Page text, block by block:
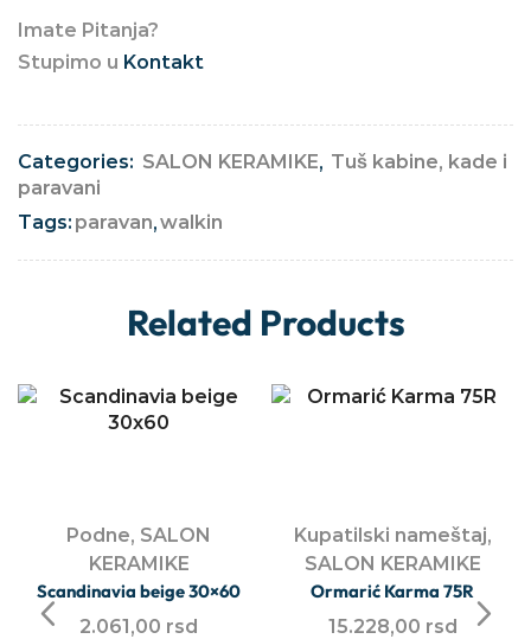
Imate Pitanja?
Stupimo u Kontakt
Categories: SALON KERAMIKE, Tuš kabine, kade i
paravani
Tags: paravan,walkin
Related Products
Podne, SALON
KERAMIKE
Scandinavia beige 30×60
2.061,00 rsd
Kupatilski nameštaj,
SALON KERAMIKE
Ormarić Karma 75R
15.228,00 rsd